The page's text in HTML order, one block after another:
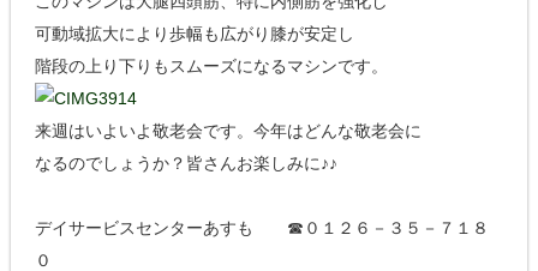
可動域拡大により歩幅も広がり膝が安定し
階段の上り下りもスムーズになるマシンです。
来週はいよいよ敬老会です。今年はどんな敬老会に
なるのでしょうか？皆さんお楽しみに♪♪
デイサービスセンターあすも ☎０１２６－３５－７１８
０